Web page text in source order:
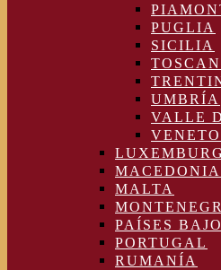
PUGLIA
SICILIA
UMBRÍA
VALLE
VENETO
MALTA
PAÍSES
PORTUGAL
RUMANÍA